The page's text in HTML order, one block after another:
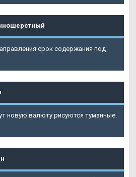
срок содержания под
новую валюту рисуются туманные.